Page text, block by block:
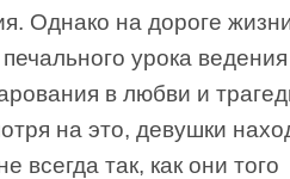
Однако на дороге
урока ведения
в любви и
на это, девушки
всегда так, как они того